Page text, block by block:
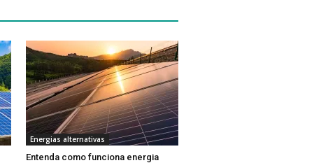
Energias alternativas
Entenda como funciona energia